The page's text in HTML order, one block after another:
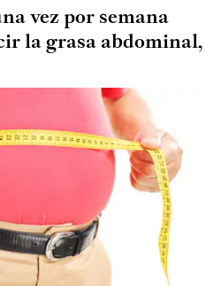
vez por semana
la grasa abdominal,